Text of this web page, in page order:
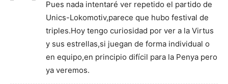
Pues nada intentaré ver repetido el partido de
Unics-Lokomotiv,parece que hubo festival de
triples.Hoy tengo curiosidad por ver a la Virtus
y sus estrellas,si juegan de forma individual o
en equipo,en principio difícil para la Penya pero
ya veremos.